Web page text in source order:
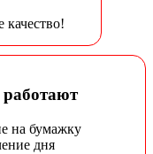
качество!
на бумажку
дня